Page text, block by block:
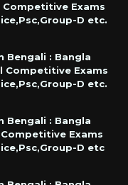
Competitive Exams
D etc.
Bengali : Bangla
Competitive Exams
D etc.
Bengali : Bangla
Exams
D etc